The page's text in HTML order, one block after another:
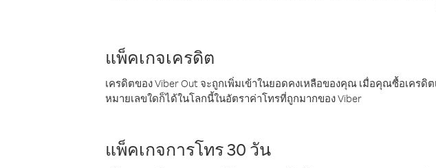
แพ็คเกจเครดิต
เครดิตของ Viber Out จะถูกเพิ่มเข้าในยอดคงเหลือของคุณ เมื่อคุณซื้อเคร
หมายเลขใดก็ได้ในโลกนี้ในอัตราค่าโทรที่ถูกมากของ Viber
แพ็คเกจการโทร 30 วัน